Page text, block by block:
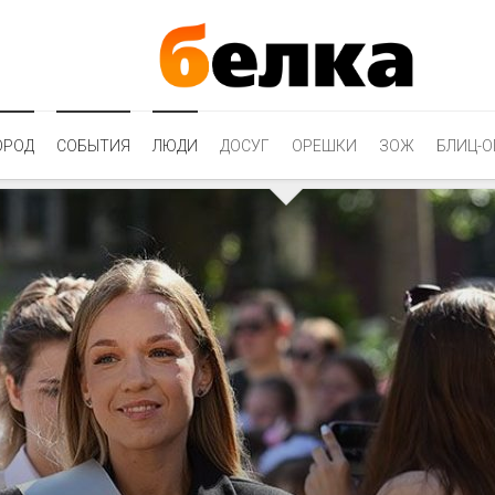
СОБЫТИЯ ЛЮДИ ДОСУГ ОРЕШКИ ЗОЖ БЛИЦ-